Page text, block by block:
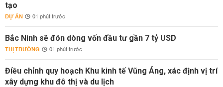
tạo
DỰ ÁN 01 phút trước
Bắc Ninh sẽ đón dòng vốn đầu tư gần 7 tỷ USD
THỊ TRƯỜNG 01 phút trước
Điều chỉnh quy hoạch Khu kinh tế Vũng Áng, xác định vị trí
xây dựng khu đô thị và du lịch